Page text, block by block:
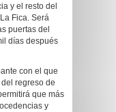
y el resto del
Fica. Será
puertas del
días después
con el que
regreso de
que más
y